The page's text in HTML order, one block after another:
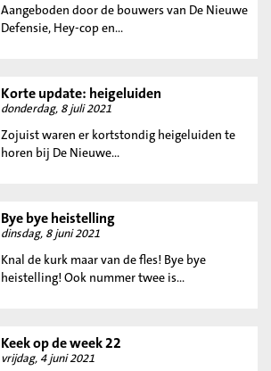
Aangeboden door de bouwers van De Nieuwe
Defensie, Hey-cop en...
Korte update: heigeluiden
donderdag, 8 juli 2021
Zojuist waren er kortstondig heigeluiden te
horen bij De Nieuwe...
Bye bye heistelling
dinsdag, 8 juni 2021
Knal de kurk maar van de fles! Bye bye
heistelling! Ook nummer twee is...
Keek op de week 22
vrijdag, 4 juni 2021